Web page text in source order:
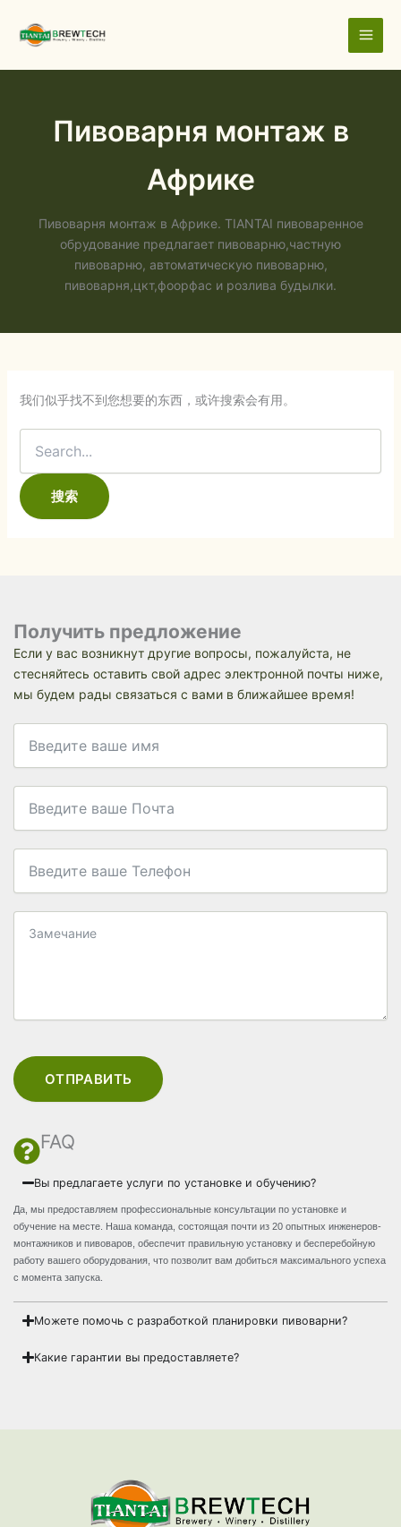
容
Пивоварня монтаж в
Африке
Пивоварня монтаж в Африке. TIANTAI пивоваренное
обрудование предлагает пивоварню,частную
пивоварню, автоматическую пивоварню,
пивоварня,цкт,фоорфас и розлива будылки.
我们似乎找不到您想要的东西，或许搜索会有用。
索：
Получить предложение
Если у вас возникнут другие вопросы, пожалуйста, не
стесняйтесь оставить свой адрес электронной почты ниже,
мы будем рады связаться с вами в ближайшее время!
ОТПРАВИТЬ
FAQ
Вы предлагаете услуги по установке и обучению?
Да, мы предоставляем профессиональные консультации по установке и
обучение на месте. Наша команда, состоящая почти из 20 опытных инженеров-
монтажников и пивоваров, обеспечит правильную установку и бесперебойную
работу вашего оборудования, что позволит вам добиться максимального успеха
с момента запуска.
Можете помочь с разработкой планировки пивоварни?
Какие гарантии вы предоставляете?